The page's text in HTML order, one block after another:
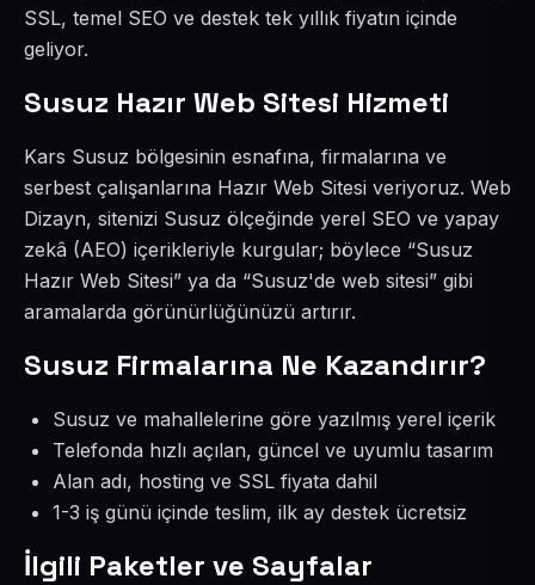
SSL, temel SEO ve destek tek yıllık fiyatın içinde
geliyor.
Susuz Hazır Web Sitesi Hizmeti
Kars Susuz bölgesinin esnafına, firmalarına ve
serbest çalışanlarına Hazır Web Sitesi veriyoruz. Web
Dizayn, sitenizi Susuz ölçeğinde yerel SEO ve yapay
zekâ (AEO) içerikleriyle kurgular; böylece “Susuz
Hazır Web Sitesi” ya da “Susuz'de web sitesi” gibi
aramalarda görünürlüğünüzü artırır.
Susuz Firmalarına Ne Kazandırır?
Susuz ve mahallelerine göre yazılmış yerel içerik
Telefonda hızlı açılan, güncel ve uyumlu tasarım
Alan adı, hosting ve SSL fiyata dahil
1-3 iş günü içinde teslim, ilk ay destek ücretsiz
İlgili Paketler ve Sayfalar